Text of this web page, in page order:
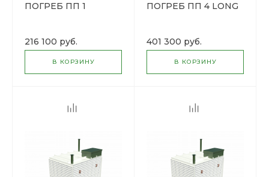
ПОГРЕБ ПП 1
216 100 руб.
В КОРЗИНУ
ПОГРЕБ ПП 4 LONG
401 300 руб.
В КОРЗИНУ